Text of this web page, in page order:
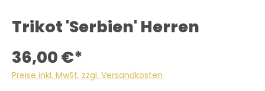
Trikot 'Serbien' Herren
36,00 €*
Preise inkl. MwSt. zzgl. Versandkosten